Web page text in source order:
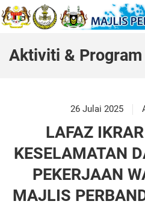
Aktiviti & Program
26 Julai 2025
LAFAZ
KESELAMATAN
PEKERJAAN
MAJLIS